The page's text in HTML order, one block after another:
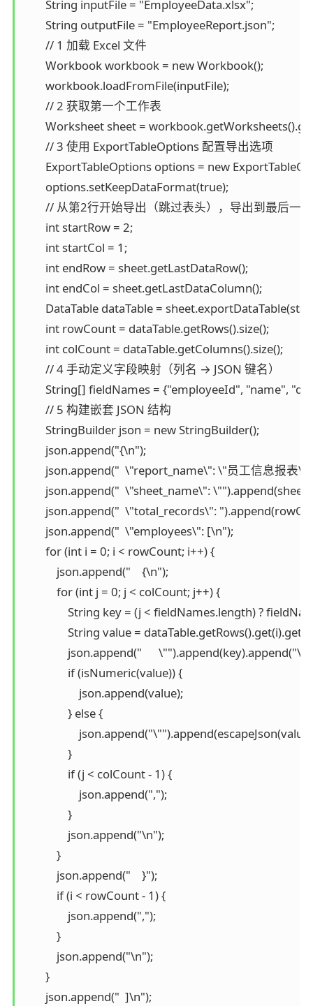
        String inputFile = "EmployeeData.xlsx";
        String outputFile = "EmployeeReport.json";
        // 1 加载 Excel 文件
        Workbook workbook = new Workbook();
        workbook.loadFromFile(inputFile);
        // 2 获取第一个工作表
Worksheet sheet =
        // 3 使用 ExportTableOptions 配置导出选项
ExportTableOptions options = new
        options.setKeepDataFormat(true);
// 从第2行开始导出（跳过表头），导出到最后一
        int startRow = 2;
        int startCol = 1;
        int endRow = sheet.getLastDataRow();
        int endCol = sheet.getLastDataColumn();
DataTable dataTable =
        int rowCount = dataTable.getRows().size();
        int colCount = dataTable.getColumns().size();
        // 4 手动定义字段映射（列名 → JSON 键名）
String[] fieldNames = {"employeeId", "name",
        // 5 构建嵌套 JSON 结构
        StringBuilder json = new StringBuilder();
        json.append("{\n");
json.append("  \"report_name\": \"员工信息报表
json.append("  \"sheet_name\":
json.append("  \"total_records\":
        json.append("  \"employees\": [\n");
        for (int i = 0; i < rowCount; i++) {
            json.append("    {\n");
            for (int j = 0; j < colCount; j++) {
String key = (j < fieldNames.length) ?
String value =
json.append("      \"").append(key).append("\":
                if (isNumeric(value)) {
                    json.append(value);
                } else {
                }
                if (j < colCount - 1) {
                    json.append(",");
                }
                json.append("\n");
            }
            json.append("    }");
            if (i < rowCount - 1) {
                json.append(",");
            }
            json.append("\n");
        }
        json.append("  ]\n");